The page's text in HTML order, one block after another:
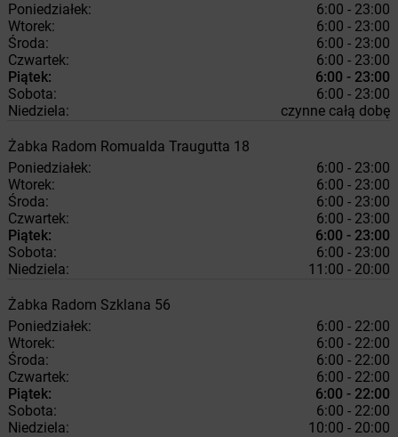
Poniedziałek:
6:00 - 23:00
Wtorek:
6:00 - 23:00
Środa:
6:00 - 23:00
Czwartek:
6:00 - 23:00
Piątek:
6:00 - 23:00
Sobota:
6:00 - 23:00
Niedziela:
czynne całą dobę
Żabka Radom Romualda Traugutta 18
Poniedziałek:
6:00 - 23:00
Wtorek:
6:00 - 23:00
Środa:
6:00 - 23:00
Czwartek:
6:00 - 23:00
Piątek:
6:00 - 23:00
Sobota:
6:00 - 23:00
Niedziela:
11:00 - 20:00
Żabka Radom Szklana 56
Poniedziałek:
6:00 - 22:00
Wtorek:
6:00 - 22:00
Środa:
6:00 - 22:00
Czwartek:
6:00 - 22:00
Piątek:
6:00 - 22:00
Sobota:
6:00 - 22:00
Niedziela:
10:00 - 20:00